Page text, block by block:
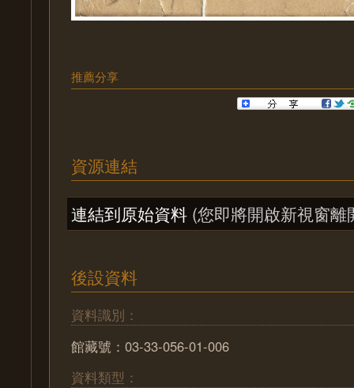
推薦分享
資源連結
連結到原始資料 (您即將開啟新視窗離
後設資料
資料識別：
館藏號：03-33-056-01-006
資料類型：